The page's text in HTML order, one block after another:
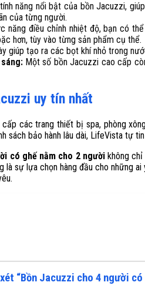
năng nổi bật của bồn Jacuzzi,
của từng người.
năng điều chỉnh nhiệt độ, bạn có
hơn, tùy vào từng sản phẩm cụ thể.
giúp tạo ra các bọt khí nhỏ trong
Một số bồn Jacuzzi cao cấp
uy tín nhất
cấp các trang thiết bị spa, phòng
sách bảo hành lâu dài, LifeVista tự
có ghế nằm cho 2 ngườikhông chỉ
là sự lựa chọn hàng đầu cho những
“Bồn Jacuzzi cho 4 người